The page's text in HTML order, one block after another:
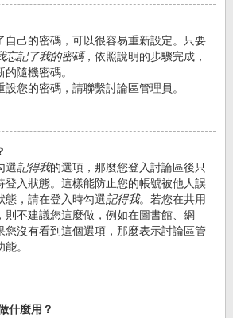
自己的密碼，可以很容易重新設定。只要
忘記了我的密碼，依照說明的步驟完成，
隨機密碼。
您的密碼，請聯繫討論區管理員。
選記得我的選項，那麼您登入討論區後只
登入狀態。這樣能防止您的帳號被他人誤
態，請在登入時勾選記得我。若您在共用
則不建議您這麼做，例如在圖書館、網
您沒有看到這個選項，那麼表示討論區管
。
什麼用？